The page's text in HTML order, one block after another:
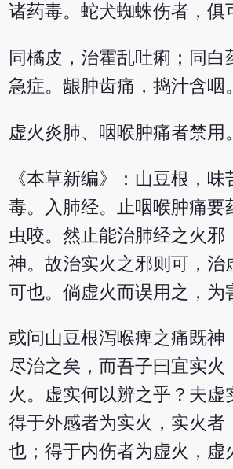
诸药毒。蛇犬蜘蛛伤者，俱
同橘皮，治霍乱吐痢；同白
急症。龈肿齿痛，捣汁含咽。
虚火炎肺、咽喉肿痛者禁用。
《本草新编》：山豆根，
毒。入肺经。止咽喉肿痛要
虫咬。然止能治肺经之火邪
神。故治实火之邪则可，治
可也。倘虚火而误用之，为
或问山豆根泻喉痺之痛既神
尽治之矣，而吾子曰宜实火
火。虚实何以辨之乎？夫虚
得于外感者为实火，实火者
也；得于内伤者为虚火，虚